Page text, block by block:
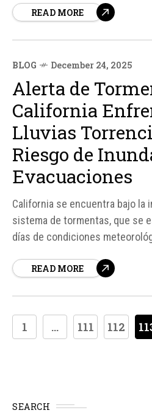
READ MORE
BLOG December 24, 2025
Alerta de
California
Lluvias
Riesgo de
Evacuaciones
California se encuentra bajo la
sistema de tormentas, que se
días de condiciones
READ MORE
1 ... 111 112
SEARCH